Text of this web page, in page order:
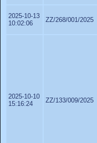
2025-10-13
10:02:06
ZZ/268/001/2025
2025-10-10
15:16:24
ZZ/133/009/2025